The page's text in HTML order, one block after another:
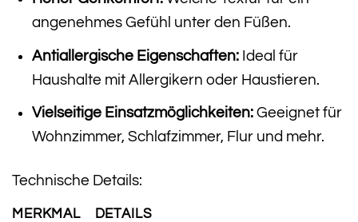
angenehmes Gefühl unter den Füßen.
Antiallergische Eigenschaften:Ideal für
Haushalte mit Allergikern oder Haustieren.
Vielseitige Einsatzmöglichkeiten:Geeignet für
Wohnzimmer, Schlafzimmer, Flur und mehr.
Technische Details:
MERKMAL DETAILS